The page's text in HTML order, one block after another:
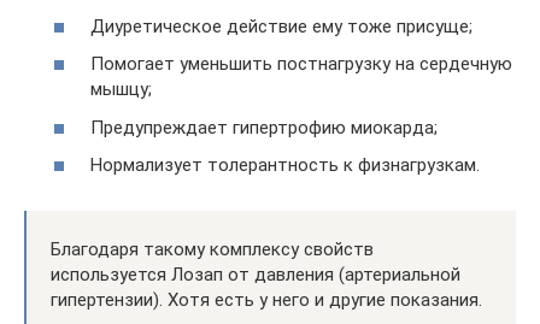
Диуретическое действие ему тоже присуще;
Помогает уменьшить постнагрузку на сердечную
мышцу;
Предупреждает гипертрофию миокарда;
Нормализует толерантность к физнагрузкам.
Благодаря такому комплексу свойств
используется Лозап от давления (артериальной
гипертензии). Хотя есть у него и другие показания.